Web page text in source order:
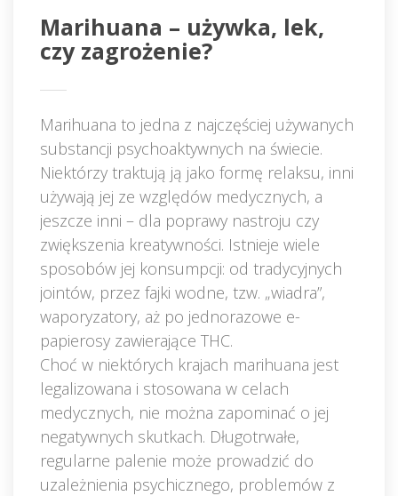
Marihuana – używka, lek,
czy zagrożenie?
Marihuana to jedna z najczęściej używanych
ubstancji psychoaktywnych na świecie.
Niektórzy traktują ją jako formę relaksu, inni
używają jej ze względów medycznych, a
jeszcze inni – dla poprawy nastroju czy
zwiększenia kreatywności. Istnieje wiele
posobów jej konsumpcji: od tradycyjnych
jointów, przez fajki wodne, tzw. „wiadra”,
waporyzatory, aż po jednorazowe e-
papierosy zawierające THC.
Choć w niektórych krajach marihuana jest
legalizowana i stosowana w celach
medycznych, nie można zapominać o jej
negatywnych skutkach. Długotrwałe,
regularne palenie może prowadzić do
uzależnienia psychicznego, problemów z